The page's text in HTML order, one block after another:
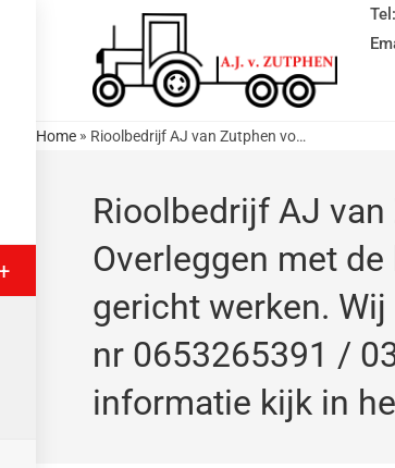
Tel:
Home » Rioolbedrijf AJ van Zutphen voor riool problemen en oplossingen. Overleggen met de klant. Degelijke en duurzaam oplossing gericht werken. Wij komen uit Kockengen. Provincie Utrecht. Tel nr 0653265391 / 0346242479 Reistijd is werktijd. Voor meer informatie kijk in het hoofdmenu op deze website.
Rioolbedrijf AJ
Overleggen met
gericht werken.
nr 0653265391 /
informatie kijk in